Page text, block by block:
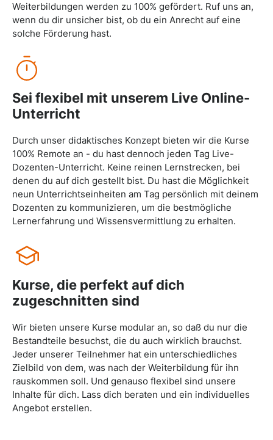
Weiterbildungen werden zu 100% gefördert. Ruf uns an,
wenn du dir unsicher bist, ob du ein Anrecht auf eine
solche Förderung hast.
Sei flexibel mit unserem Live Online-
Unterricht
Durch unser didaktisches Konzept bieten wir die Kurse
100% Remote an - du hast dennoch jeden Tag Live-
Dozenten-Unterricht. Keine reinen Lernstrecken, bei
denen du auf dich gestellt bist. Du hast die Möglichkeit
neun Unterrichtseinheiten am Tag persönlich mit deinem
Dozenten zu kommunizieren, um die bestmögliche
Lernerfahrung und Wissensvermittlung zu erhalten.
Kurse, die perfekt auf dich
zugeschnitten sind
Wir bieten unsere Kurse modular an, so daß du nur die
Bestandteile besuchst, die du auch wirklich brauchst.
Jeder unserer Teilnehmer hat ein unterschiedliches
Zielbild von dem, was nach der Weiterbildung für ihn
rauskommen soll. Und genauso flexibel sind unsere
Inhalte für dich. Lass dich beraten und ein individuelles
Angebot erstellen.